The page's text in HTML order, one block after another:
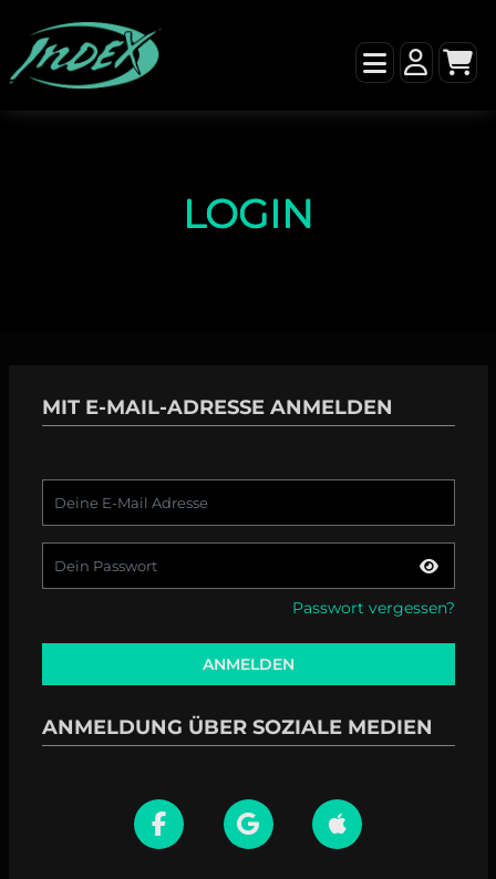
LOGIN
MIT E-MAIL-ADRESSE ANMELDEN
Passwort vergessen?
ANMELDEN
ANMELDUNG ÜBER SOZIALE MEDIEN